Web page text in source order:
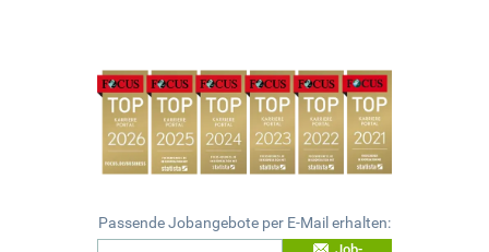
Passende Jobangebote per E-Mail erhalten: